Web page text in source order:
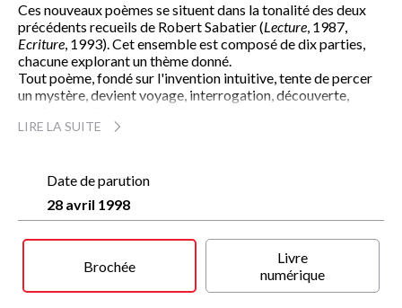
Ces nouveaux poèmes se situent dans la tonalité des deux
précédents recueils de Robert Sabatier (Lecture, 1987,
Ecriture, 1993). Cet ensemble est composé de dix parties,
chacune explorant un thème donné.
Tout poème, fondé sur l'invention intuitive, tente de percer
un mystère, devient voyage, interrogation, découverte,
misères humaines des paroles d'aube, une mise en lumière de
pleurs" au "doux-coulant" cher à la Renaissance, le
décasyllabe, aéré et assoupli, apporte un rythme nouveau,
permet la contention et la liberté des mots.
aventure - peut-être charme, ce mot pris au sens de formule
magique, sans qu'on oublie pour autant le délice, la
LIRE LA SUITE
Date de parution
28 avril 1998
Brochée
Livre
numérique